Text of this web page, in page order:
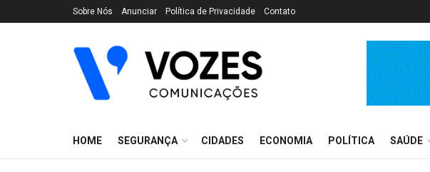
Sobre Nós Anunciar Política de Privacidade Contato
HOME SEGURANÇA CIDADES ECONOMIA POLÍTICA SAÚDE